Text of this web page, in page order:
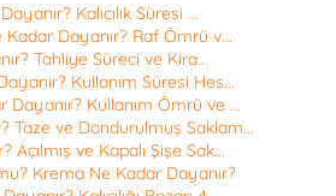
Kalıcılık Süresi ...
Kadar Dayanır? Raf Ömrü v...
Tahliye Süreci ve Kira...
Kullanım Süresi Hes...
Kullanım Ömrü ve ...
Taze ve Dondurulmuş Saklam...
ve Kapalı Şişe Sak...
Krema Ne Kadar Dayanır?